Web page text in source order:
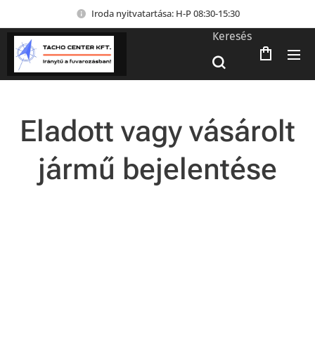
Iroda nyitvatartása: H-P 08:30-15:30
Keresés
Eladott vagy vásárolt
jármű bejelentése